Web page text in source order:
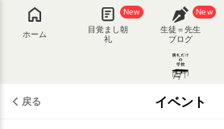
ホーム
New
目覚まし朝
礼
New
生徒＝先生
ブログ
戻る イベント